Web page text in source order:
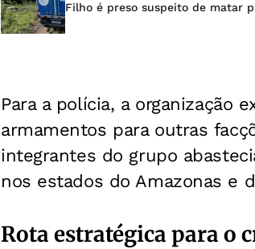
Filho é preso suspeito de matar
Para a polícia, a organização
armamentos para outras
integrantes do grupo
nos estados do Amazonas e
Rota estratégica para o